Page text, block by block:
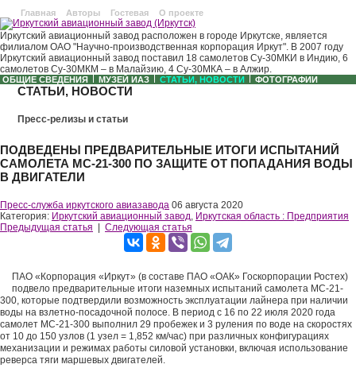
Главная Авторы Гостевая О проекте
Иркутский авиационный завод расположен в городе Иркутске, является
филиалом ОАО "Научно-производственная корпорация Иркут". В 2007 году
Иркутский авиационный завод поставил 18 самолетов Су-30МКИ в Индию, 6
самолетов Су-30МКМ – в Малайзию, 4 Су-30МКА – в Алжир.
ОБЩИЕ СВЕДЕНИЯ МУЗЕЙ ИАЗ СТАТЬИ, НОВОСТИ ФОТОГРАФИИ
СТАТЬИ, НОВОСТИ
Пресс-релизы и статьи
ПОДВЕДЕНЫ ПРЕДВАРИТЕЛЬНЫЕ ИТОГИ ИСПЫТАНИЙ
САМОЛЕТА МС-21-300 ПО ЗАЩИТЕ ОТ ПОПАДАНИЯ ВОДЫ
В ДВИГАТЕЛИ
Пресс-служба иркутского авиазавода 06 августа 2020
Категория: Иркутский авиационный завод, Иркутская область : Предприятия
Предыдущая статья
Следующая статья
ПАО «Корпорация «Иркут» (в составе ПАО «ОАК» Госкорпорации Ростех)
подвело предварительные итоги наземных испытаний самолета МС-21-
300, которые подтвердили возможность эксплуатации лайнера при наличии
воды на взлетно-посадочной полосе. В период с 16 по 22 июля 2020 года
самолет МС-21-300 выполнил 29 пробежек и 3 руления по воде на скоростях
от 10 до 150 узлов (1 узел = 1,852 км/час) при различных конфигурациях
механизации и режимах работы силовой установки, включая использование
реверса тяги маршевых двигателей.